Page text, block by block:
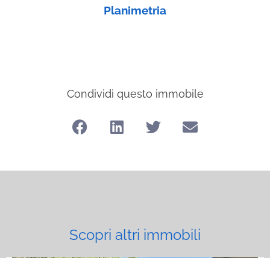
Planimetria
Condividi questo immobile
Scopri altri immobili